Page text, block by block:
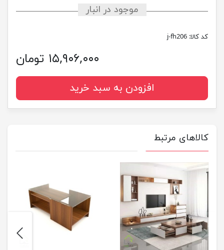
موجود در انبار
کد کالا: j-fh206
۱۵,۹۰۶,۰۰۰ تومان
افزودن به سبد خرید
کالاهای مرتبط
previus